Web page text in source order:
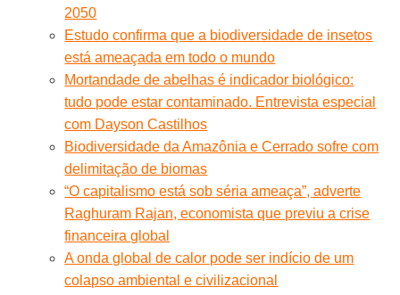
2050
Estudo confirma que a biodiversidade de insetos
está ameaçada em todo o mundo
Mortandade de abelhas é indicador biológico:
tudo pode estar contaminado. Entrevista especial
com Dayson Castilhos
Biodiversidade da Amazônia e Cerrado sofre com
delimitação de biomas
“O capitalismo está sob séria ameaça”, adverte
Raghuram Rajan, economista que previu a crise
financeira global
A onda global de calor pode ser indício de um
colapso ambiental e civilizacional